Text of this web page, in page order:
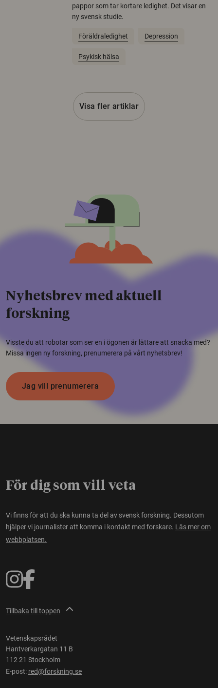
pappor som tar kortare ledighet. Det visar en
ny svensk studie.
Föräldraledighet Depression
Psykisk hälsa
Visa fler artiklar
Nyhetsbrev med aktuell
forskning
Visste du att robotar som ser en i ögonen är lättare att snacka med?
Missa ingen ny forskning, prenumerera på vårt nyhetsbrev!
Jag vill prenumerera
För dig som vill veta
Vi finns för att du ska kunna ta del av svensk forskning. Dessutom
hjälper vi journalister att komma i kontakt med forskare. Läs mer om
webbplatsen.
Tillbaka till toppen
Vetenskapsrådet
Hantverkargatan 11 B
112 21 Stockholm
E-post: red@forskning.se